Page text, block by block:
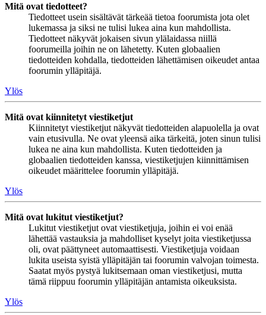
Mitä ovat tiedotteet?
Tiedotteet usein sisältävät tärkeää tietoa foorumista jota olet
lukemassa ja siksi ne tulisi lukea aina kun mahdollista.
Tiedotteet näkyvät jokaisen sivun ylälaidassa niillä
foorumeilla joihin ne on lähetetty. Kuten globaalien
tiedotteiden kohdalla, tiedotteiden lähettämisen oikeudet antaa
foorumin ylläpitäjä.
Ylös
Mitä ovat kiinnitetyt viestiketjut
Kiinnitetyt viestiketjut näkyvät tiedotteiden alapuolella ja ovat
vain etusivulla. Ne ovat yleensä aika tärkeitä, joten sinun tulisi
lukea ne aina kun mahdollista. Kuten tiedotteiden ja
globaalien tiedotteiden kanssa, viestiketjujen kiinnittämisen
oikeudet määrittelee foorumin ylläpitäjä.
Ylös
Mitä ovat lukitut viestiketjut?
Lukitut viestiketjut ovat viestiketjuja, joihin ei voi enää
lähettää vastauksia ja mahdolliset kyselyt joita viestiketjussa
oli, ovat päättyneet automaattisesti. Viestiketjuja voidaan
lukita useista syistä ylläpitäjän tai foorumin valvojan toimesta.
Saatat myös pystyä lukitsemaan oman viestiketjusi, mutta
tämä riippuu foorumin ylläpitäjän antamista oikeuksista.
Ylös